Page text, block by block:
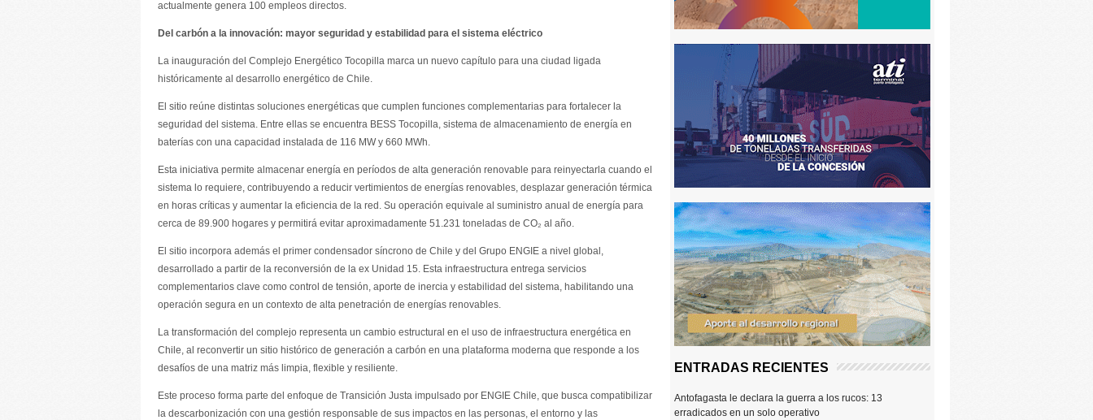
actualmente genera 100 empleos directos.
Del carbón a la innovación: mayor seguridad y estabilidad para el sistema eléctrico
La inauguración del Complejo Energético Tocopilla marca un nuevo capítulo para una ciudad ligada
históricamente al desarrollo energético de Chile.
El sitio reúne distintas soluciones energéticas que cumplen funciones complementarias para fortalecer la
seguridad del sistema. Entre ellas se encuentra BESS Tocopilla, sistema de almacenamiento de energía en
baterías con una capacidad instalada de 116 MW y 660 MWh.
Esta iniciativa permite almacenar energía en períodos de alta generación renovable para reinyectarla cuando el
sistema lo requiere, contribuyendo a reducir vertimientos de energías renovables, desplazar generación térmica
en horas críticas y aumentar la eficiencia de la red. Su operación equivale al suministro anual de energía para
cerca de 89.900 hogares y permitirá evitar aproximadamente 51.231 toneladas de CO₂ al año.
El sitio incorpora además el primer condensador síncrono de Chile y del Grupo ENGIE a nivel global,
desarrollado a partir de la reconversión de la ex Unidad 15. Esta infraestructura entrega servicios
complementarios clave como control de tensión, aporte de inercia y estabilidad del sistema, habilitando una
operación segura en un contexto de alta penetración de energías renovables.
La transformación del complejo representa un cambio estructural en el uso de infraestructura energética en
Chile, al reconvertir un sitio histórico de generación a carbón en una plataforma moderna que responde a los
desafíos de una matriz más limpia, flexible y resiliente.
Este proceso forma parte del enfoque de Transición Justa impulsado por ENGIE Chile, que busca compatibilizar
la descarbonización con una gestión responsable de sus impactos en las personas, el entorno y las
ENTRADAS RECIENTES
Antofagasta le declara la guerra a los rucos: 13
erradicados en un solo operativo